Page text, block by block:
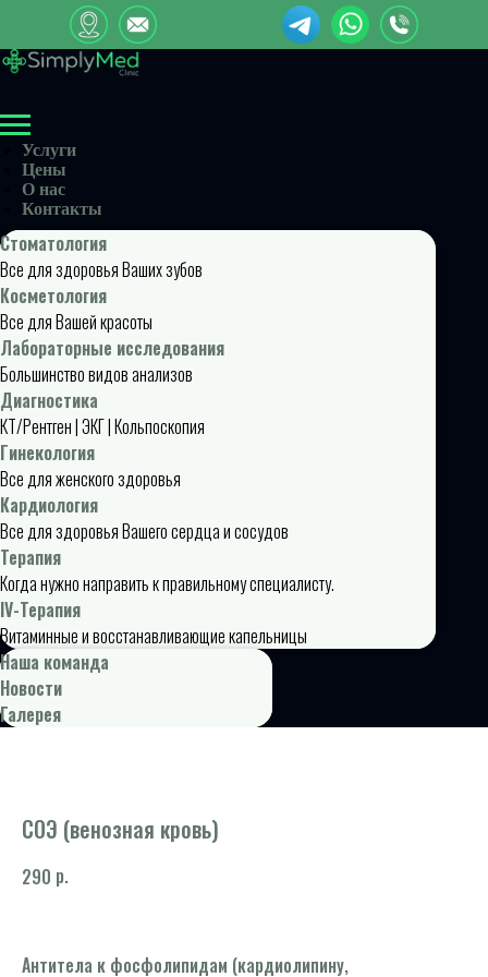
Услуги
Цены
О нас
Контакты
Стоматология
Все для здоровья Ваших зубов
Косметология
Все для Вашей красоты
Лабораторные исследования
Большинство видов анализов
Диагностика
КТ/Рентген | ЭКГ | Кольпоскопия
Гинекология
Все для женского здоровья
Кардиология
Все для здоровья Вашего сердца и сосудов
Терапия
Когда нужно направить к правильному специалисту.
IV-Терапия
Витаминные и восстанавливающие капельницы
Наша команда
Новости
Галерея
СОЭ (венозная кровь)
290 р.
Антитела к фосфолипидам (кардиолипину,